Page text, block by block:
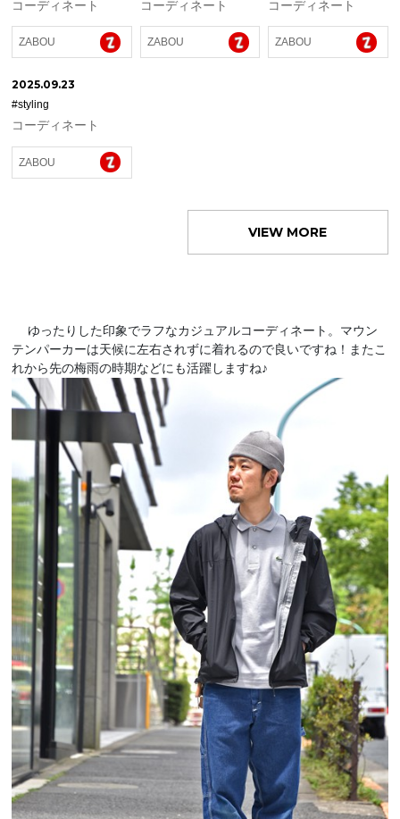
コーディネート
ZABOU
コーディネート
ZABOU
コーディネート
ZABOU
2025.09.23
#styling
コーディネート
ZABOU
VIEW MORE
ゆったりした印象でラフなカジュアルコーディネート。マウン
テンパーカーは天候に左右されずに着れるので良いですね！またこ
れから先の梅雨の時期などにも活躍しますね♪